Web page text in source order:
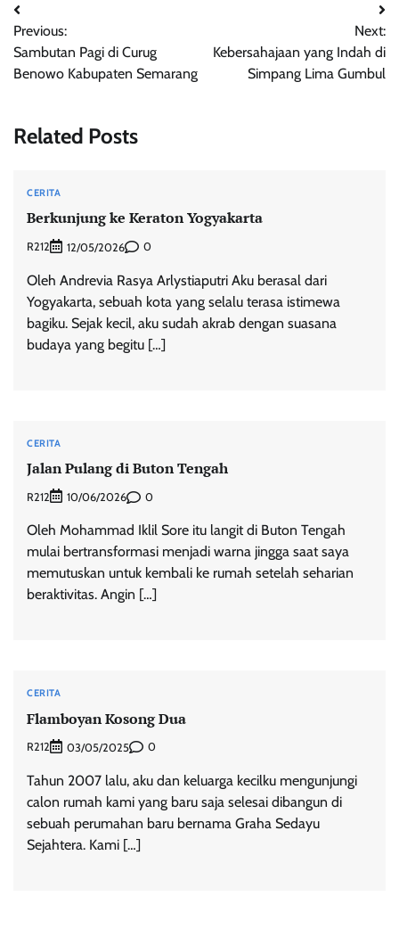
Post
navigation
Previous:
Sambutan Pagi di Curug
Benowo Kabupaten Semarang
Next:
Kebersahajaan yang Indah di
Simpang Lima Gumbul
Related Posts
CERITA
Berkunjung ke Keraton Yogyakarta
R212 12/05/2026 0
Oleh Andrevia Rasya Arlystiaputri Aku berasal dari
Yogyakarta, sebuah kota yang selalu terasa istimewa
bagiku. Sejak kecil, aku sudah akrab dengan suasana
budaya yang begitu […]
CERITA
Jalan Pulang di Buton Tengah
R212 10/06/2026 0
Oleh Mohammad Iklil Sore itu langit di Buton Tengah
mulai bertransformasi menjadi warna jingga saat saya
memutuskan untuk kembali ke rumah setelah seharian
beraktivitas. Angin […]
CERITA
Flamboyan Kosong Dua
R212 03/05/2025 0
Tahun 2007 lalu, aku dan keluarga kecilku mengunjungi
calon rumah kami yang baru saja selesai dibangun di
sebuah perumahan baru bernama Graha Sedayu
Sejahtera. Kami […]